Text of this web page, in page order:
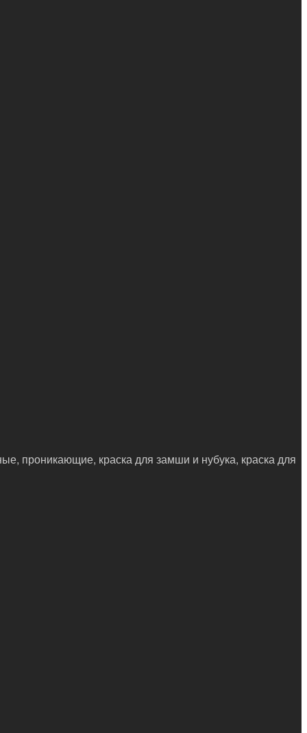
проникающие, краска для замши и нубука, краска для